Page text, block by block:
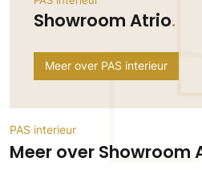
Woondecoratie
Inrichting
Roomdividers
Meubels
Verlichting
Ramen
Buitendeuren
Deursystemen
Glazen wandsystemen
Garagedeuren
Zonwering
Tuinmeubelen
Zwemmen
Kinderkamer
Slaapkamer
Thuisbioscoop
Toilet
Wellness
Werkkamer
Showroom Atrio
Meer over PAS interieur
PAS interieur
Meer over Showroom